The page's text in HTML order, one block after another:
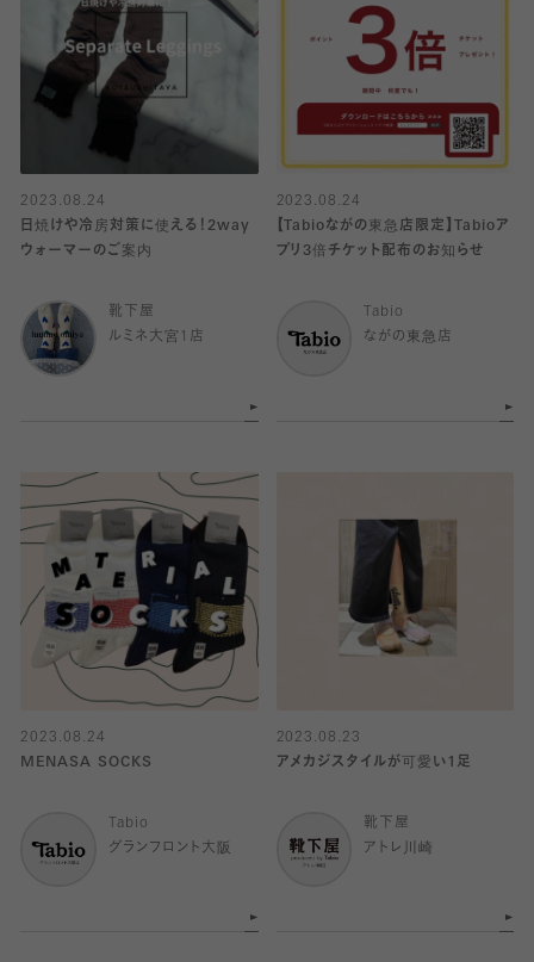
2023.08.24
日焼けや冷房対策に使える！2way
ウォーマーのご案内
靴下屋
ルミネ大宮1店
2023.08.24
【Tabioながの東急店限定】Tabioア
プリ3倍チケット配布のお知らせ
Tabio
ながの東急店
2023.08.24
MENASA SOCKS
Tabio
グランフロント大阪
2023.08.23
アメカジスタイルが可愛い1足
靴下屋
アトレ川崎